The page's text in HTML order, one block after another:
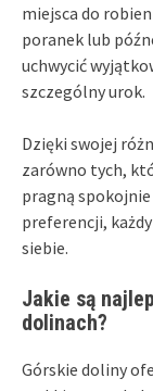
miejsca do
poranek lub
uchwycić
szczególny urok.
Dzięki swojej
zarówno tych,
pragną
preferencji,
siebie.
Jakie są
dolinach?
Górskie doliny